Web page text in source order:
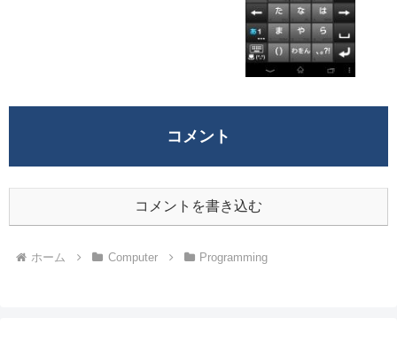
コメント
コメントを書き込む
ホーム Computer Programming